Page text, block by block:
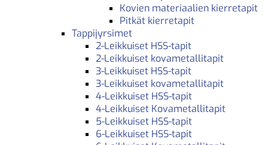
Kovien materiaalien kierretapit
Pitkät kierretapit
Tappijyrsimet
2-Leikkuiset HSS-tapit
2-Leikkuiset kovametallitapit
3-Leikkuiset HSS-tapit
3-Leikkuiset kovametallitapit
4-Leikkuiset HSS-tapit
4-Leikkuiset Kovametallitapit
5-Leikkuiset HSS-tapit
6-Leikkuiset HSS-tapit